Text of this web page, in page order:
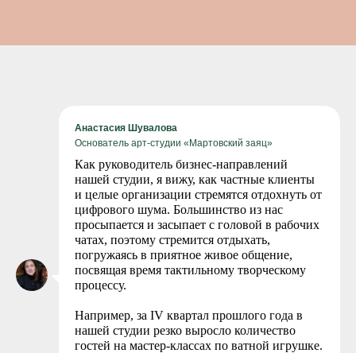
Анастасия Шувалова
Основатель арт-студии «Мартовский заяц»
Как руководитель бизнес-направлений
нашей студии, я вижу, как частные клиенты
и целые организации стремятся отдохнуть от
цифрового шума. Большинство из нас
просыпается и засыпает с головой в рабочих
чатах, поэтому стремится отдыхать,
погружаясь в приятное живое общение,
посвящая время тактильному творческому
процессу.
Например, за IV квартал прошлого года в
нашей студии резко выросло количество
гостей на мастер-классах по ватной игрушке.